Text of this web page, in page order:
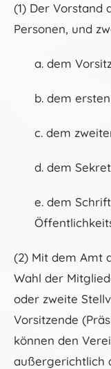
(1) Der Vorstand
Personen, und
a. dem
b. dem
c. dem
d. dem
e. dem
(2) Mit dem Amt
Wahl der
oder zweite
Vorsitzende
können den
außergerichtlich